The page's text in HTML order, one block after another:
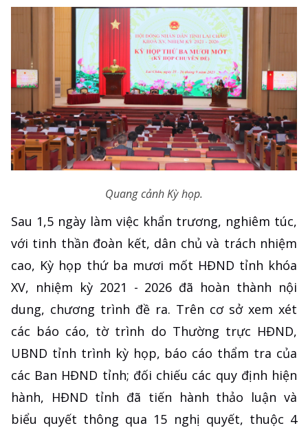
Quang cảnh Kỳ họp.
Sau 1,5 ngày làm việc khẩn trương, nghiêm túc,
với tinh thần đoàn kết, dân chủ và trách nhiệm
cao, Kỳ họp thứ ba mươi mốt HĐND tỉnh khóa
XV, nhiệm kỳ 2021 - 2026 đã hoàn thành nội
dung, chương trình đề ra. Trên cơ sở xem xét
các báo cáo, tờ trình do Thường trực HĐND,
UBND tỉnh trình kỳ họp, báo cáo thẩm tra của
các Ban HĐND tỉnh; đối chiếu các quy định hiện
hành, HĐND tỉnh đã tiến hành thảo luận và
biểu quyết thông qua 15 nghị quyết, thuộc 4